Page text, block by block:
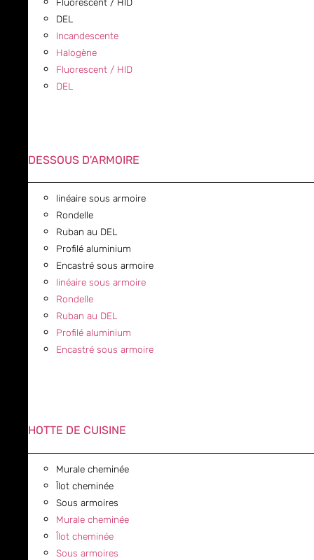
DEL
Incandescente
Halogène
Fluorescent / HID
DEL
DESSOUS D'ARMOIRE
linéaire sous armoire
Rondelle
Ruban au DEL
Profilé aluminium
Encastré sous armoire
linéaire sous armoire
Rondelle
Ruban au DEL
Profilé aluminium
Encastré sous armoire
HOTTE DE CUISINE
Murale cheminée
Îlot cheminée
Sous armoires
Murale cheminée
Îlot cheminée
Sous armoires